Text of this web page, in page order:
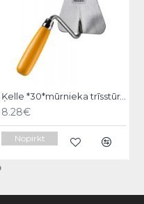
Ķelle *30*mūrnieka trīsstūra 20cm, Hardy
8.28€
Nopirkt